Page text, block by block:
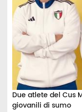
Due atlete del Cus
giovanili di sumo